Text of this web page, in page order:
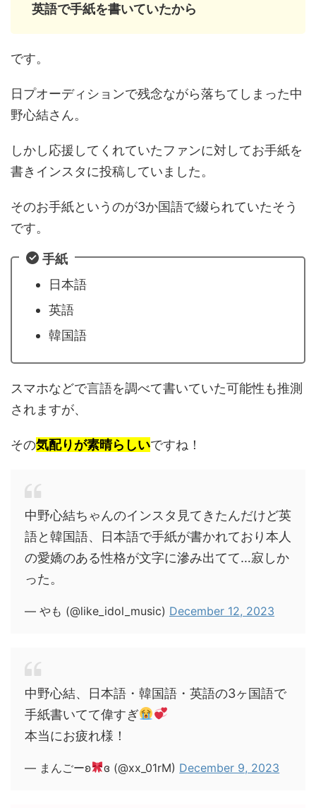
英語で手紙を書いていたから
です。
日プオーディションで残念ながら落ちてしまった中
野心結さん。
しかし応援してくれていたファンに対してお手紙を
書きインスタに投稿していました。
そのお手紙というのが3か国語で綴られていたそう
です。
手紙
日本語
英語
韓国語
スマホなどで言語を調べて書いていた可能性も推測
されますが、
その気配りが素晴らしいですね！
中野心結ちゃんのインスタ見てきたんだけど英
語と韓国語、日本語で手紙が書かれており本人
の愛嬌のある性格が文字に滲み出てて…寂しか
った。
— やも (@like_idol_music) December 12, 2023
中野心結、日本語・韓国語・英語の3ヶ国語で
手紙書いてて偉すぎ
本当にお疲れ様！
— まんごーʚ ɞ (@xx_01rM) December 9, 2023